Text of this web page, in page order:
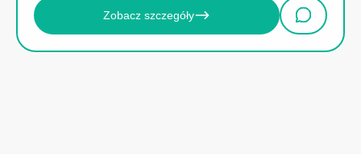
Zobacz szczegóły